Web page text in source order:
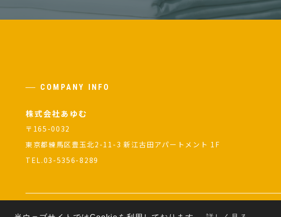
COMPANY INFO
株式会社あゆむ
〒165-0032
東京都練馬区豊玉北2-11-3 新江古田アパートメント 1F
TEL.03-5356-8289